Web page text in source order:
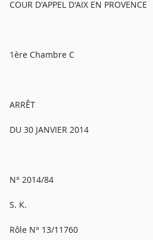
COUR D'APPEL D'AIX EN PROVENCE
1ère Chambre C
ARRÊT
DU 30 JANVIER 2014
N° 2014/84
S. K.
Rôle N° 13/11760